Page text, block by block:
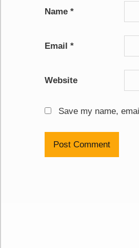
Name *
Email *
Website
Save my name,